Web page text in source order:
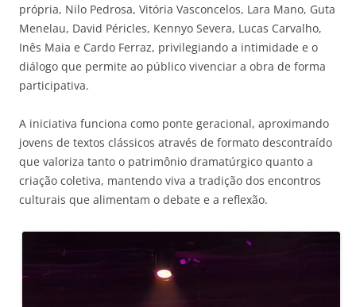
própria, Nilo Pedrosa, Vitória Vasconcelos, Lara Mano, Guta
Menelau, David Péricles, Kennyo Severa, Lucas Carvalho,
Inês Maia e Cardo Ferraz, privilegiando a intimidade e o
diálogo que permite ao público vivenciar a obra de forma
participativa.
A iniciativa funciona como ponte geracional, aproximando
jovens de textos clássicos através de formato descontraído
que valoriza tanto o patrimônio dramatúrgico quanto a
criação coletiva, mantendo viva a tradição dos encontros
culturais que alimentam o debate e a reflexão.